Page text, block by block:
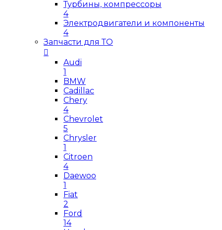
Турбины, компрессоры
4
Электродвигатели и компоненты
4
Запчасти для ТО
Audi
1
BMW
Cadillac
Chery
4
Chevrolet
5
Chrysler
1
Citroen
4
Daewoo
1
Fiat
2
Ford
14